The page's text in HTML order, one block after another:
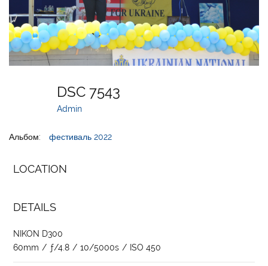
DSC 7543
Admin
Альбом: фестиваль 2022
LOCATION
DETAILS
NIKON D300
60mm / ƒ/4.8 / 10/5000s / ISO 450